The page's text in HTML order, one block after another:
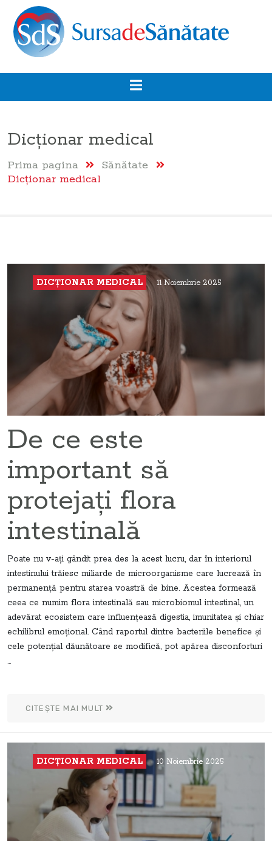
Dicţionar medical
Prima pagina
Sănătate
Dicţionar medical
DICŢIONAR MEDICAL 11 Noiembrie 2025
De ce este
important să
protejați flora
intestinală
Poate nu v-ați gândit prea des la acest lucru, dar în interiorul
intestinului trăiesc miliarde de microorganisme care lucrează în
permanență pentru starea voastră de bine. Acestea formează
ceea ce numim flora intestinală sau microbiomul intestinal, un
adevărat ecosistem care influențează digestia, imunitatea și chiar
echilibrul emoțional. Când raportul dintre bacteriile benefice și
cele potențial dăunătoare se modifică, pot apărea disconforturi
...
CITEȘTE MAI MULT
DICŢIONAR MEDICAL 10 Noiembrie 2025